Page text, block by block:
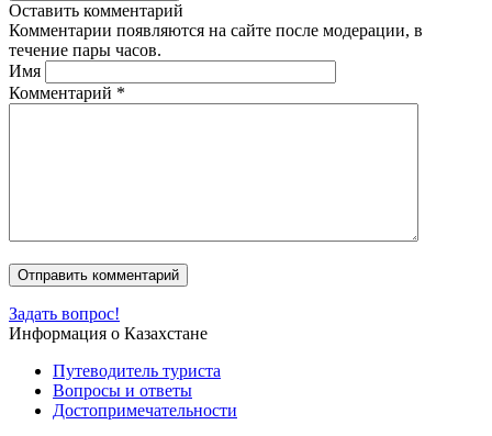
Оставить комментарий
Комментарии появляются на сайте после модерации, в
течение пары часов.
Имя
Комментарий *
Задать вопрос!
Информация о Казахстане
Путеводитель туриста
Вопросы и ответы
Достопримечательности